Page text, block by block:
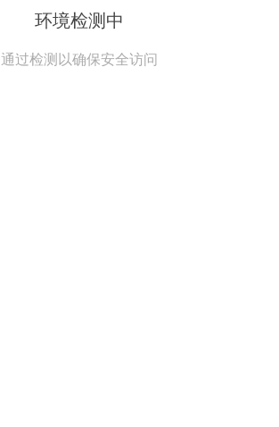
环境检测中
通过检测以确保安全访问